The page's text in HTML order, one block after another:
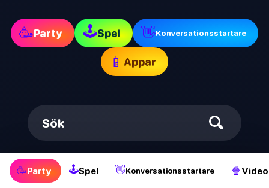
🥳Party 🕹Spel 👋Konversationsstartare 🍿
🥳Party 🕹Spel 👋Konversationsstartare
📱 Appar
Sök